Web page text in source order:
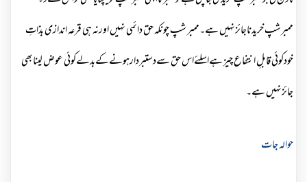
ممبرشپ خریدناجائزنہیں ہے۔ممبر شپ چونکہ حق دائمی نہیں اورنہ ہی قرعہ اندازی بذاتِ
خودکوئی قابلِ انتفاع چیز ہےاسلئےاس حق سےدستبردارہونےکےبدلےکوئی عوض لینابھی
جائزنہیں ہے۔
حوالہ جات